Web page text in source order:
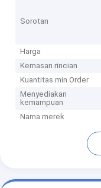
Sorotan
Harga
Kemasan rincian
Kuantitas min Order
Menyediakan
kemampuan
Nama merek